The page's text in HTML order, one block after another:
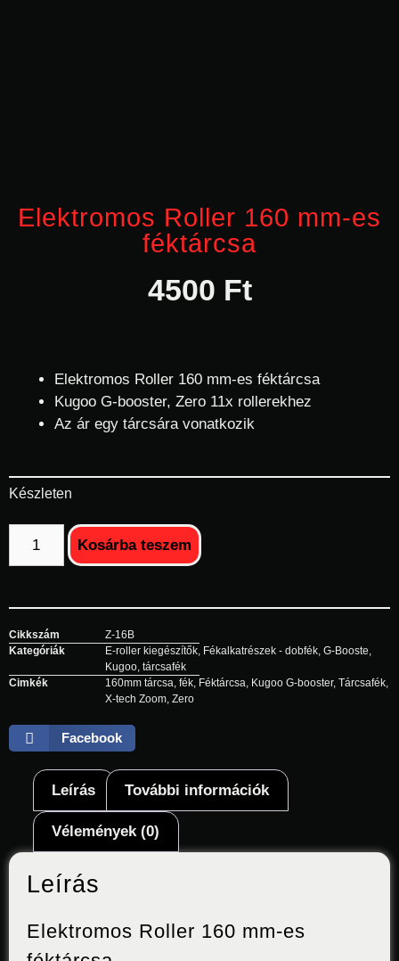
Elektromos Roller 160 mm-es
féktárcsa
4500 Ft
Elektromos Roller 160 mm-es féktárcsa
Kugoo G-booster, Zero 11x rollerekhez
Az ár egy tárcsára vonatkozik
Készleten
Kosárba teszem
Cikkszám
Z-16B
Kategóriák
E-roller kiegészítők, Fékalkatrészek - dobfék, G-Booste,
Kugoo, tárcsafék
Cimkék
160mm tárcsa, fék, Féktárcsa, Kugoo G-booster, Tárcsafék,
X-tech Zoom, Zero
Facebook
Leírás További információk
Vélemények (0)
Leírás
Elektromos Roller 160 mm-es